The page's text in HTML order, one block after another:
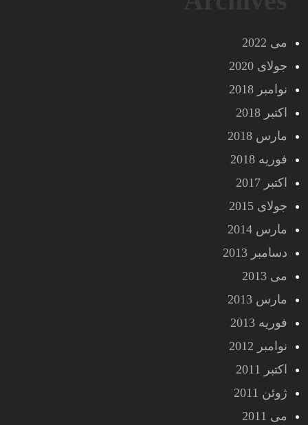
می 2022
جولای 2020
نوامبر 2018
اکتبر 2018
مارس 2018
فوریه 2018
اکتبر 2017
جولای 2015
مارس 2014
دسامبر 2013
می 2013
مارس 2013
فوریه 2013
نوامبر 2012
اکتبر 2011
ژوئن 2011
می 2011